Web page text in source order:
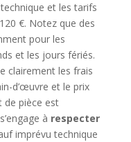
et les tarifs
€. Notez que des
pour les
et les jours fériés.
clairement les frais
d’œuvre et le prix
de pièce est
à respecter
imprévu technique